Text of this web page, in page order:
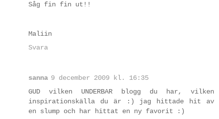
Såg fin fin ut!!
Maliin
Svara
sanna 9 december 2009 kl. 16:35
GUD vilken UNDERBAR blogg du har, vilken
inspirationskälla du är :) jag hittade hit av
en slump och har hittat en ny favorit :)